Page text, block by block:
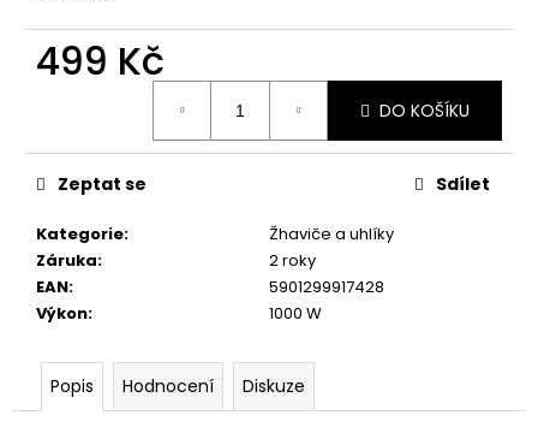
499 Kč
DO KOŠÍKU
Kategorie:
Žhaviče a uhlíky
Záruka:
2 roky
EAN:
5901299917428
Výkon: 1000 W
Zeptat se Sdílet
Popis Hodnocení Diskuze
e
m
e